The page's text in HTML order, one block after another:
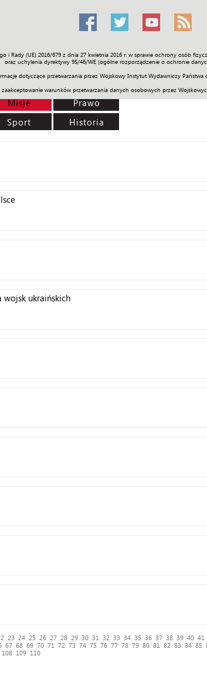
i Rady (UE) 2016/679 z dnia 27 kwietnia 2016 r. w sprawie ochrony osób
oraz uchylenia dyrektywy 95/46/WE (ogólne rozporządzenie o ochronie
dotyczące przetwarzania przez Wojskowy Instytut Wydawniczy
zaakceptowanie warunków przetwarzania danych osobowych przez
Świat Społeczność Sport Historia Galerie
Misje
Prawo
Sport Historia
ukraińskich
23 24 25 26 27 28 29 30 31 32 33 34 35 36 37 38 39 40 41
67 68 69 70 71 72 73 74 75 76 77 78 79 80 81 82 83 84 85
108 109 110